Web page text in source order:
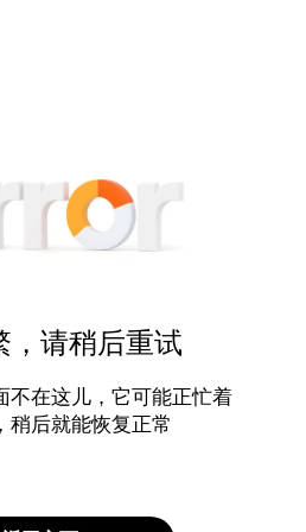
，请稍后重试
不在这儿，它可能正忙着
稍后就能恢复正常